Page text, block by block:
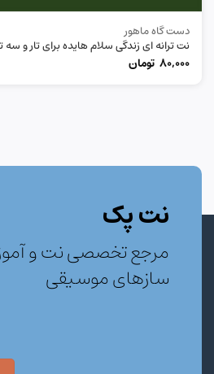
دست گاه ماهور
نت ترانه ای زندگی سلام هایده برای تار و سه
80,000 تومان
نت پک
مرجع تخصصی نت و
سازهای موسیقی